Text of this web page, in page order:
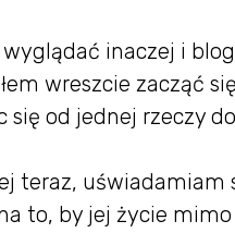
wyglądać inaczej i
wreszcie zacząć
się od jednej rzeczy
teraz, uświadamiam
to, by jej życie